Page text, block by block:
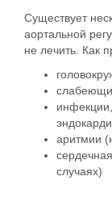
Существует
аортальной
не лечить. Как
аритмии
случаях)